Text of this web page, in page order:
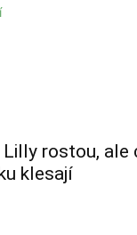
Lilly rostou, ale
klesají